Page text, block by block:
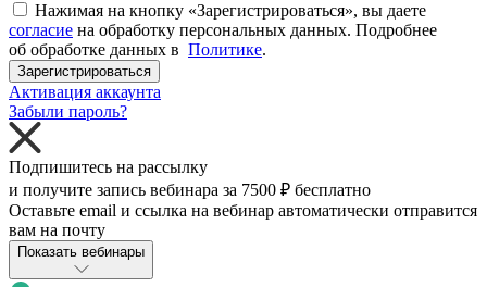
Нажимая на кнопку «Зарегистрироваться», вы даете
согласие на обработку персональных данных. Подробнее
об обработке данных в Политике.
Зарегистрироваться
Активация аккаунта
Забыли пароль?
Подпишитесь на рассылку
и получите запись вебинара за 7500 ₽ бесплатно
Оставьте email и ссылка на вебинар автоматически отправится
вам на почту
Показать вебинары